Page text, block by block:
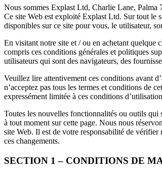
Nous sommes Explast Ltd, Charlie Lane,
Ce site Web est exploité Explast Ltd. Sur tout le
disponibles sur ce site pour vous, le utilisateur,
En visitant notre site et / ou en achetant quelque
compris ces conditions générales et politiques
utilisateurs qui sont des navigateurs, des
Veuillez lire attentivement ces conditions avant
n’acceptez pas tous les termes et conditions de
expressément limitée à ces conditions
Toutes les nouvelles fonctionnalités ou outils qui
à tout moment sur cette page. Nous nous
site Web. Il est de votre responsabilité de vérifier
ces changements.
SECTION 1 – CONDITIONS DE